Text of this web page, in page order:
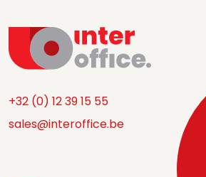
+32 (0) 12 39 15 55
sales@interoffice.be